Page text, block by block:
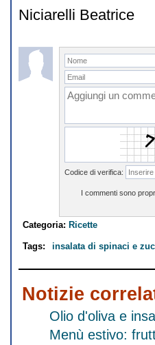
Niciarelli Beatrice
Codice di verifica:
I commenti sono
Categoria: Ricette
Tags: insalata di spinaci e
Notizie
Olio d'oliva e
Menù estivo: